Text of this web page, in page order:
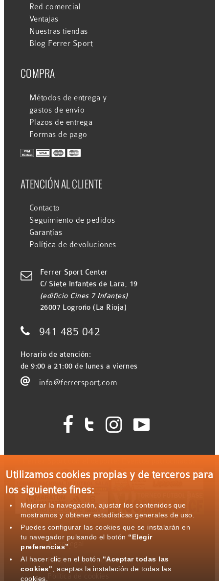
Red comercial
Ventajas
Nuestras tiendas
Blog Ferrer Sport
COMPRA
Métodos de entrega y
gastos de envío
Plazos de entrega
Formas de pago
ATENCIÓN AL CLIENTE
Contacto
Seguimiento de pedidos
Garantías
Política de devoluciones

Ferrer Sport Center
C/ Siete Infantes de Lara, 19
(edificio Cines 7 Infantes)
26007 Logroño (La Rioja)
 941 485 042
Horario de atención:
de 9:00 a 21:00 de lunes a viernes
 info@ferrersport.com
   
Aviso legal
Política de privacidad
Utilizamos cookies propias y de terceros para
los siguientes fines:
Mejorar la navegación, ajustar los contenidos que
mostramos y obtener estadísticas generales de uso.
Puedes configurar las cookies que se instalarán en
tu navegador pulsando el botón “Elegir
preferencias”
Al hacer clic en el botón "Aceptar todas las
cookies" , aceptas la instalación de todas las
cookies.